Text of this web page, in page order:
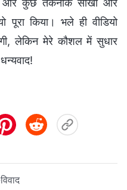
पूरा किया। भले ही वीडियो
लेकिन मेरे कौशल में सुधार